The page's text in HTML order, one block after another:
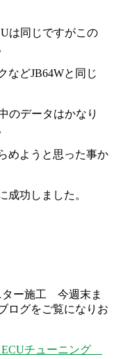
は同じですがこの
どJB64Wと同じ
のデータはかなり
めようと思った事か
成功しました。
ー施工 今週末ま
ログをご覧になりお
チューニング